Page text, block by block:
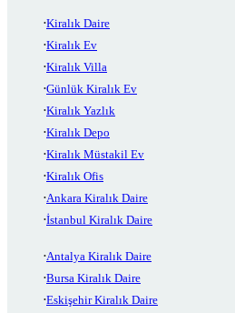
Kiralık Daire
Kiralık Ev
Kiralık Villa
Günlük Kiralık Ev
Kiralık Yazlık
Kiralık Depo
Kiralık Müstakil Ev
Kiralık Ofis
Ankara Kiralık Daire
İstanbul Kiralık Daire
Antalya Kiralık Daire
Bursa Kiralık Daire
Eskişehir Kiralık Daire